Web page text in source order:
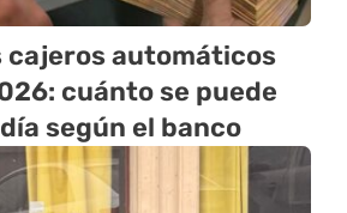
cajeros automáticos
cuánto se puede
según el banco